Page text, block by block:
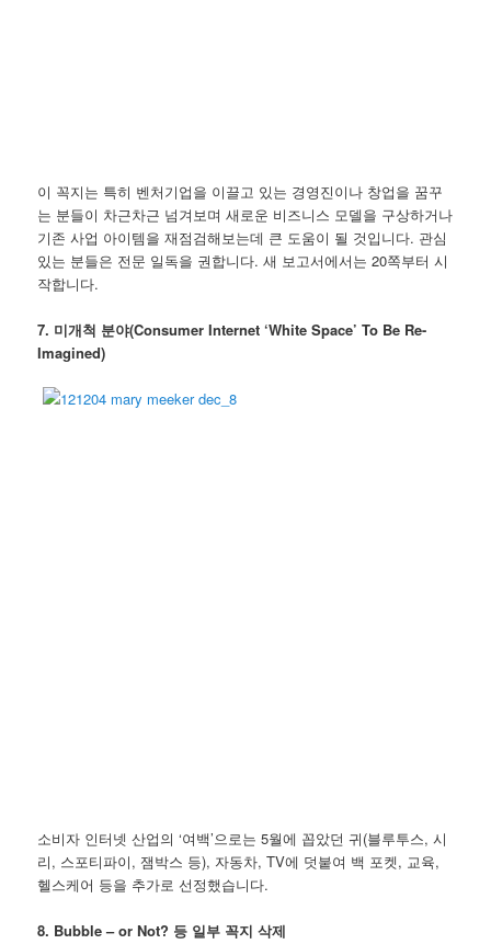
이 꼭지는 특히 벤처기업을 이끌고 있는 경영진이나 창업을 꿈꾸
는 분들이 차근차근 넘겨보며 새로운 비즈니스 모델을 구상하거나
기존 사업 아이템을 재점검해보는데 큰 도움이 될 것입니다. 관심
있는 분들은 전문 일독을 권합니다. 새 보고서에서는 20쪽부터 시
작합니다.
7. 미개척 분야(Consumer Internet ‘White Space’ To Be Re-
Imagined)
소비자 인터넷 산업의 ‘여백’으로는 5월에 꼽았던 귀(블루투스, 시
리, 스포티파이, 잼박스 등), 자동차, TV에 덧붙여 백 포켓, 교육,
헬스케어 등을 추가로 선정했습니다.
8. Bubble – or Not? 등 일부 꼭지 삭제